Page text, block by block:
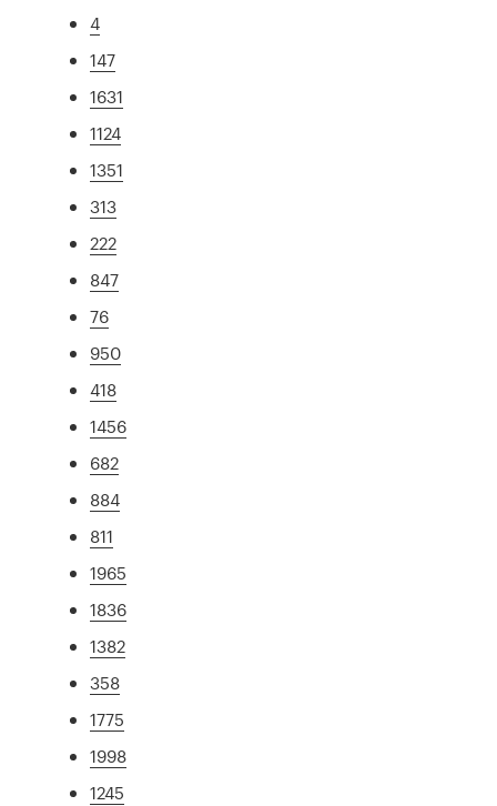
4
147
1631
1124
1351
313
222
847
76
950
418
1456
682
884
811
1965
1836
1382
358
1775
1998
1245